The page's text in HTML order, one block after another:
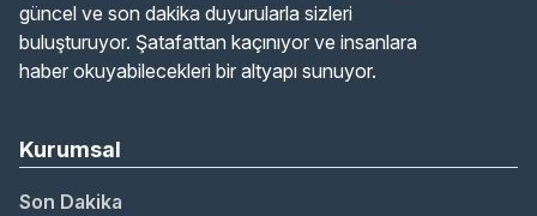
güncel ve son dakika duyurularla sizleri
buluşturuyor. Şatafattan kaçınıyor ve insanlara
haber okuyabilecekleri bir altyapı sunuyor.
Kurumsal
Son Dakika